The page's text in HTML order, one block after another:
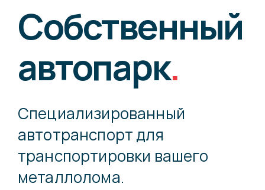
Главная
Пункты приёма
Приём ломаЦены
Собственный
автопарк.
Cпециализированный
автотранспорт для
транспортировки вашего
металлолома.